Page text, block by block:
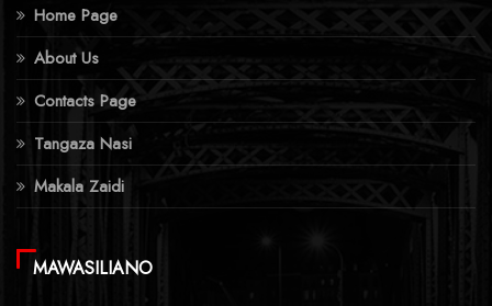
Home Page
About Us
Contacts Page
Tangaza Nasi
Makala Zaidi
MAWASILIANO